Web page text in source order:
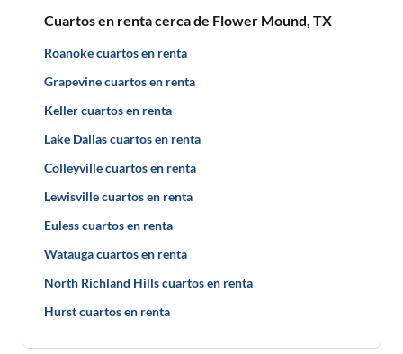
Cuartos en renta cerca de Flower Mound, TX
Roanoke cuartos en renta
Grapevine cuartos en renta
Keller cuartos en renta
Lake Dallas cuartos en renta
Colleyville cuartos en renta
Lewisville cuartos en renta
Euless cuartos en renta
Watauga cuartos en renta
North Richland Hills cuartos en renta
Hurst cuartos en renta